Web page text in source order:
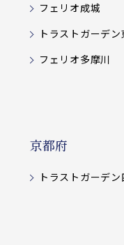
フェリオ成城
トラストガーデン
フェリオ多摩川
京都府
トラストガーデ